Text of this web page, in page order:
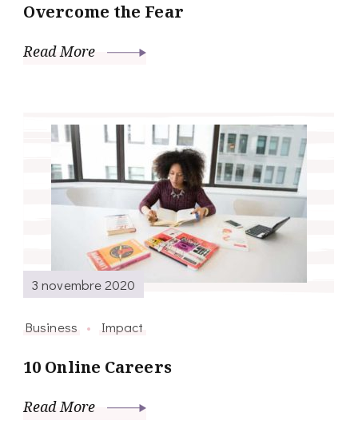
Overcome the Fear
Read More
3 novembre 2020
Business Impact
10 Online Careers
Read More